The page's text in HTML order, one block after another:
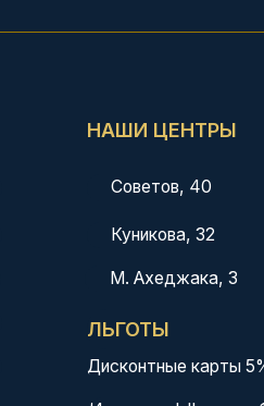
Ветераны боевых действий 10%